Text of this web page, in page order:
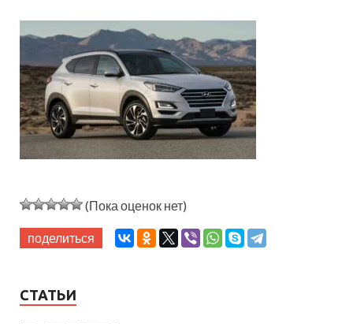
(Пока оценок нет)
поделиться
СТАТЬИ